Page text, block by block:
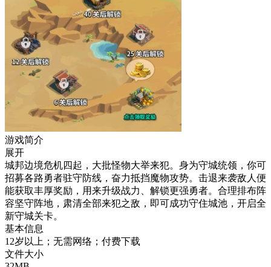
游戏简介
展开
城邦边境危机四起，大批怪物大举来犯。身为守城统领，你可
招募各路勇者驻守防线，奋力抵挡魔物攻势。击退来袭敌人便
能获取丰厚奖励，用来升级战力、解锁更强勇者。合理排布阵
容坚守阵地，肃清全部来犯之敌，即可成功守住城池，开启全
新守城关卡。
基本信息
12岁以上；无需网络；付费下载
文件大小